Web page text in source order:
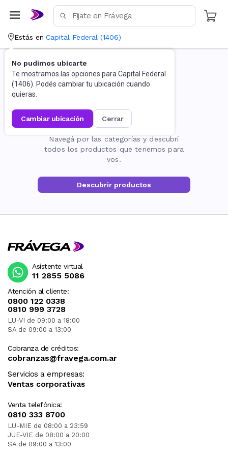
Estás en Capital Federal (1406)
No pudimos ubicarte
Te mostramos las opciones para Capital Federal
(1406). Podés cambiar tu ubicación cuando
quieras.
cambiar ubicación cerrar
La página no existe
Navegá por las categorías y descubrí
todos los productos que tenemos para
vos.
Descubrir productos
Atención al cliente:
0800 122 0338
0810 999 3728
LU-VI de 09:00 a 18:00
SA de 09:00 a 13:00
Cobranza de créditos:
cobranzas@fravega.com.ar
Servicios a empresas:
Ventas corporativas
Venta telefónica:
0810 333 8700
LU-MIE de 08:00 a 23:59
JUE-VIE de 08:00 a 20:00
SA de 09:00 a 13:00
Asistente virtual
11 2855 5086